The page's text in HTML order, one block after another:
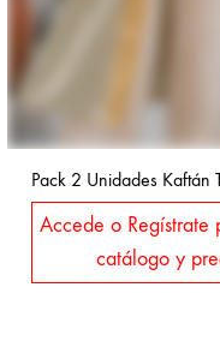
Pack 2 Unidades Kaftán
Accede o Regístrate
catálogo y